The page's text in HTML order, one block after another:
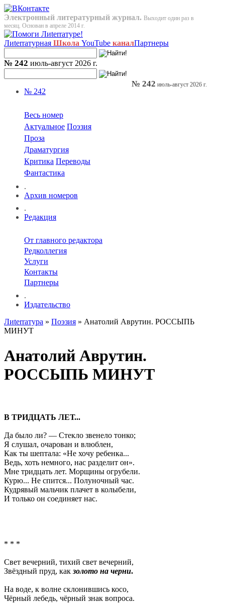
Электронный литературный журнал. Выходит один раз в
месяц. Основан в апреле 2014 г.
Лиterraтурная Школа YouTube каналПартнеры
№ 242 июль-август 2026 г.
№ 242
Весь номер
Актуальное Поэзия
Проза
Драматургия
Критика Переводы
Фантастика
.
Архив номеров
.
Редакция
От главного редактора
Редколлегия
Услуги
Контакты
Партнеры
.
Издательство
№ 242 июль-август 2026 г.
Лиterraтура » Поэзия » Анатолий Аврутин. РОССЫПЬ
МИНУТ
Анатолий Аврутин.
РОССЫПЬ МИНУТ
В ТРИДЦАТЬ ЛЕТ...
Да было ли? — Стекло звенело тонко;
Я слушал, очарован и влюблен,
Как ты шептала: «Не хочу ребенка...
Ведь, хоть немного, нас разделит он».
Мне тридцать лет. Морщины огрубели.
Курю... Не спится... Полуночный час.
Кудрявый мальчик плачет в колыбели,
И только он соединяет нас.
* * *
Свет вечерний, тихий свет вечерний,
Звёздный пруд, как золото на черни.
На воде, к волне склонившись косо,
Чёрный лебедь, чёрный знак вопроса.